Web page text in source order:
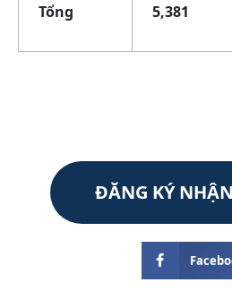
Tổng 5,381
ĐĂNG KÝ